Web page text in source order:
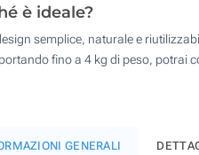
è ideale?
semplice, naturale e
fino a 4 kg di peso, potrai
GENERALI